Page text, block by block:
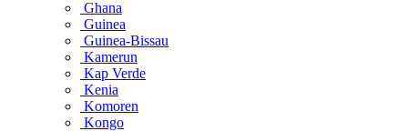
Ghana
Guinea
Guinea-Bissau
Kamerun
Kap Verde
Kenia
Komoren
Kongo